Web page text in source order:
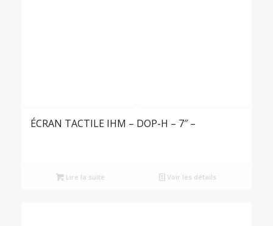
ÉCRAN TACTILE IHM – DOP-H – 7″ –
Lire la suite Voir les détails